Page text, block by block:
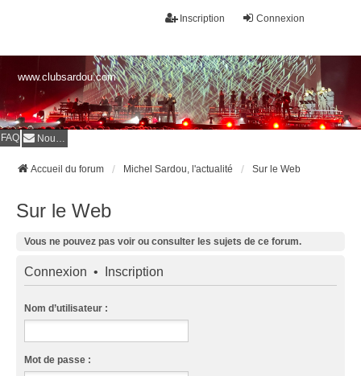
Connexion
Inscription
www.clubsardou.com
FAQ Nous contacter
Accueil du forum Michel Sardou, l'actualité Sur le Web
Sur le Web
Vous ne pouvez pas voir ou consulter les sujets de ce forum.
Connexion • Inscription
Nom d’utilisateur :
Mot de passe :